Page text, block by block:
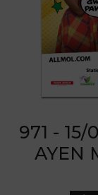
971 - 15/
AYEN